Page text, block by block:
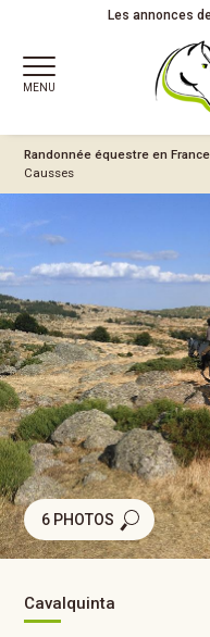
Les annonces
MENU
Randonnée équestre en France
Causses
6 PHOTOS
Cavalquinta